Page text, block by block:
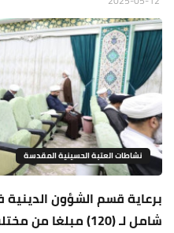
نشاطات العتبة الحسينية المقدسة
برعاية قسم الشؤون الدينية
شامل لـ (120) مبلغا من مختلف المحافظات